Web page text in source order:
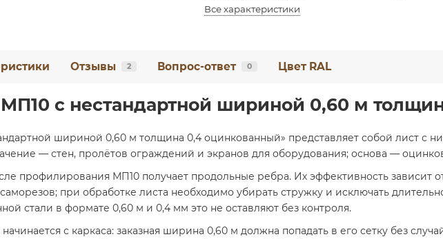
Все характеристики
Отзывы 2 Вопрос-ответ 0 Цвет RAL
с нестандартной шириной 0,60 м
шириной 0,60 м толщина 0,4 оцинкованный» представляет собой лист с
— стен, пролётов ограждений и экранов для оборудования; основа —
профилирования МП10 получает продольные ребра. Их эффективность зависит
при обработке листа необходимо убирать стружку и исключать
стали в формате 0,60 м и 0,4 мм это не оставляют без контроля.
с каркаса: заказная ширина 0,60 м должна попадать в его сетку без